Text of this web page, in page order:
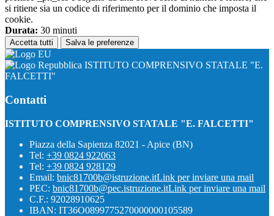
si ritiene sia un codice di riferimento per il dominio che imposta il
cookie.
Durata: 30 minuti
Accetta tutti Salva le preferenze
ISTITUTO COMPRENSIVO STATALE "E.
FALCETTI"
Contatti
ISTITUTO COMPRENSIVO STATALE "E. FALCETTI"
Piazza della Sapienza 82021 - Apice (BN)
Tel: +39 0824 922063
Tel: +39 0824 928129
Email: bnic81700b@istruzione.itLink per inviare una mail
PEC: bnic81700b@pec.istruzione.itLink per inviare una mail
C.F.: 92028910625
IBAN: IT36O0899775270000000105589